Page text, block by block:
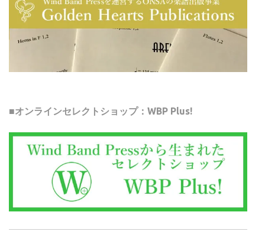
■オンラインセレクトショップ：WBP Plus!